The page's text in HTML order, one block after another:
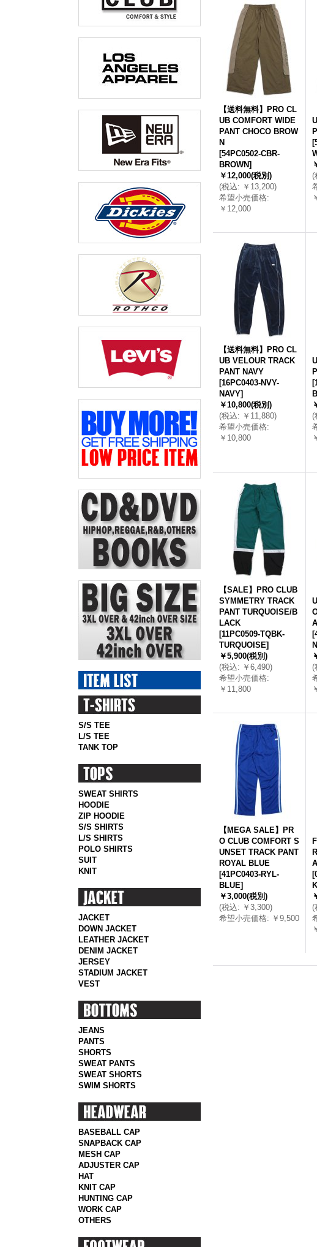
S/S TEE
L/S TEE
TANK TOP
SWEAT SHIRTS
HOODIE
ZIP HOODIE
S/S SHIRTS
L/S SHIRTS
POLO SHIRTS
SUIT
KNIT
JACKET
DOWN JACKET
LEATHER JACKET
DENIM JACKET
JERSEY
STADIUM JACKET
VEST
JEANS
PANTS
SHORTS
SWEAT PANTS
SWEAT SHORTS
SWIM SHORTS
BASEBALL CAP
SNAPBACK CAP
MESH CAP
ADJUSTER CAP
HAT
KNIT CAP
HUNTING CAP
WORK CAP
OTHERS
【送料無料】PRO CL
UB COMFORT WIDE
PANT CHOCO BROW
N
[54PC0502-CBR-
BROWN]
￥12,000(税別)
(税込: ￥13,200)
希望小売価格:
￥12,000
[
(
【送料無料】PRO CL
UB VELOUR TRACK
PANT NAVY
[16PC0403-NVY-
NAVY]
￥10,800(税別)
(税込: ￥11,880)
希望小売価格:
￥10,800
[
(
【SALE】PRO CLUB
SYMMETRY TRACK
PANT TURQUOISE/B
LACK
[11PC0509-TQBK-
TURQUOISE]
￥5,900(税別)
(税込: ￥6,490)
希望小売価格:
￥11,800
[
(
【MEGA SALE】PR
O CLUB COMFORT S
UNSET TRACK PANT
ROYAL BLUE
[41PC0403-RYL-
BLUE]
￥3,000(税別)
(税込: ￥3,300)
希望小売価格: ￥9,500
[
(